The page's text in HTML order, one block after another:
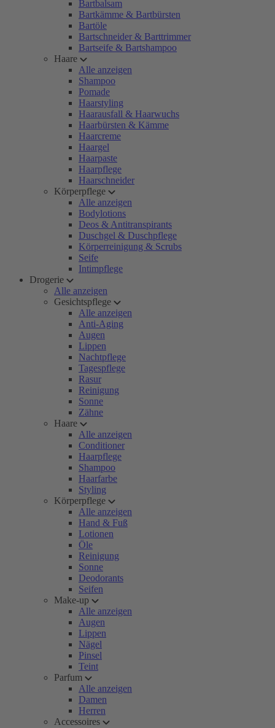
Bartbalsam
Bartkämme & Bartbürsten
Bartöle
Bartschneider & Barttrimmer
Bartseife & Bartshampoo
Haare
Alle anzeigen
Shampoo
Pomade
Haarstyling
Haarausfall & Haarwuchs
Haarbürsten & Kämme
Haarcreme
Haargel
Haarpaste
Haarpflege
Haarschneider
Körperpflege
Alle anzeigen
Bodylotions
Deos & Antitranspirants
Duschgel & Duschpflege
Körperreinigung & Scrubs
Seife
Intimpflege
Drogerie
Alle anzeigen
Gesichtspflege
Alle anzeigen
Anti-Aging
Augen
Lippen
Nachtpflege
Tagespflege
Rasur
Reinigung
Sonne
Zähne
Haare
Alle anzeigen
Conditioner
Haarpflege
Shampoo
Haarfarbe
Styling
Körperpflege
Alle anzeigen
Hand & Fuß
Lotionen
Öle
Reinigung
Sonne
Deodorants
Seifen
Make-up
Alle anzeigen
Augen
Lippen
Nägel
Pinsel
Teint
Parfum
Alle anzeigen
Damen
Herren
Accessoires